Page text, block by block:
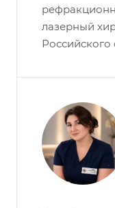
лазерный